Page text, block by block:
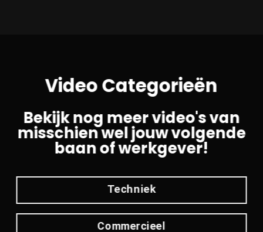
Video Categorieën
Bekijk nog meer video's van
misschien wel jouw volgende
baan of werkgever!
Techniek
Commercieel